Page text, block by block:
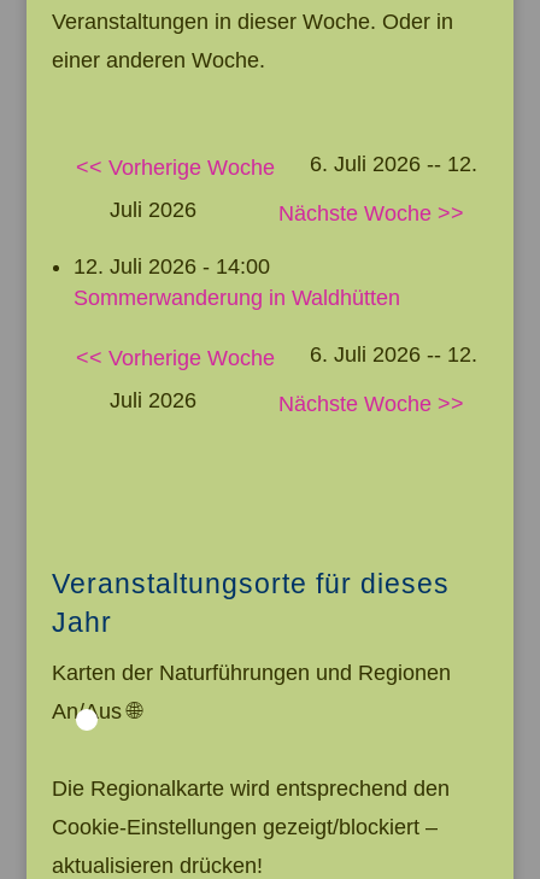
Veranstaltungen in dieser Woche. Oder in
einer anderen Woche.
<< Vorherige Woche
Nächste Woche >>
6. Juli 2026 -- 12.
Juli 2026
12. Juli 2026 - 14:00
Sommerwanderung in Waldhütten
<< Vorherige Woche
Nächste Woche >>
6. Juli 2026 -- 12.
Juli 2026
Veranstaltungsorte für dieses
Jahr
Karten der Naturführungen und Regionen
An/Aus 🌐
Die Regionalkarte wird entsprechend den
Cookie-Einstellungen gezeigt/blockiert –
aktualisieren drücken!